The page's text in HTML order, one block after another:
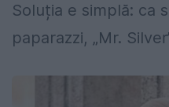
Soluția e simplă: ca
paparazzi, „Mr.